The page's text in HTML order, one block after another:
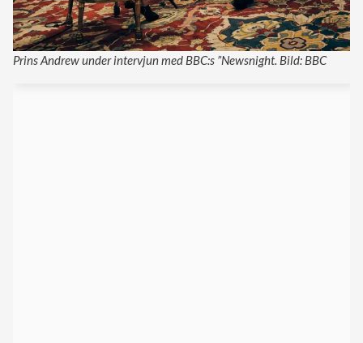
Prins Andrew under intervjun med BBC:s ”Newsnight. Bild: BBC